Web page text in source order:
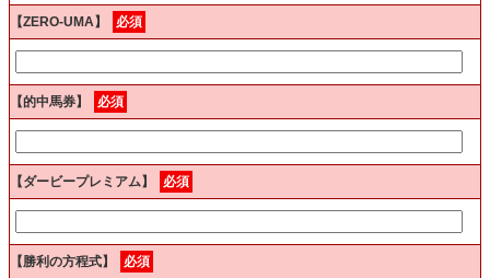
【ZERO-UMA】 必須
【的中馬券】 必須
【ダービープレミアム】 必須
【勝利の方程式】 必須